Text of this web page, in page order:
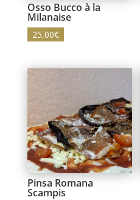
Osso Bucco à la
Milanaise
25,00€
Pinsa Romana
Scampis